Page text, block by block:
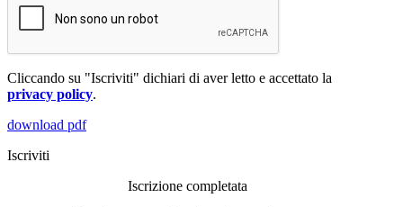
Cliccando su "Iscriviti" dichiari di aver letto e accettato la
privacy policy.
download pdf
Iscriviti
Iscrizione completata